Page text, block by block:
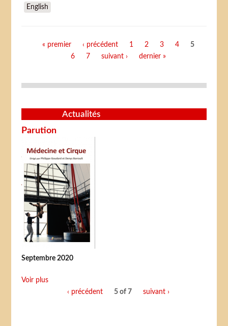
English
Pages« premier ‹ précédent 1 2 3 4
5
6
7 suivant › dernier »
Actualités
Parution
Septembre 2020
Voir plus
‹ précédent
5 of 7 suivant ›